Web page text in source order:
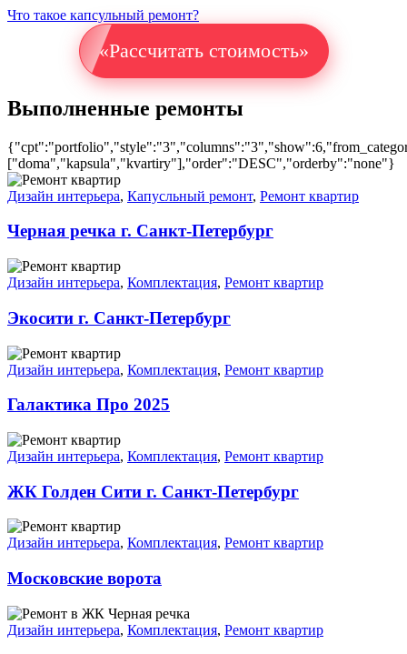
Что такое капсульный ремонт?
«Рассчитать стоимость»
Выполненные ремонты
["doma","kapsula","kvartiry"],"order":"DESC","orderby":"none"}
Дизайн интерьера, Капусльный ремонт, Ремонт квартир
Черная речка г. Санкт-Петербург
Дизайн интерьера, Комплектация, Ремонт квартир
Экосити г. Санкт-Петербург
Дизайн интерьера, Комплектация, Ремонт квартир
Галактика Про 2025
Дизайн интерьера, Комплектация, Ремонт квартир
ЖК Голден Сити г. Санкт-Петербург
Дизайн интерьера, Комплектация, Ремонт квартир
Московские ворота
Дизайн интерьера, Комплектация, Ремонт квартир